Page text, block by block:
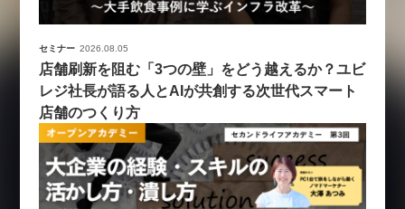
セミナー 2026.08.05
店舗刷新を阻む「3つの壁」をどう越えるか？ユビ
レジ社長が語る人とAIが共創する次世代スマート
店舗のつくり方